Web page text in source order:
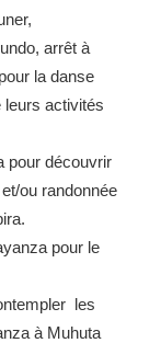
arrêt à
la danse
leurs activités
pour découvrir
ou randonnée
pour le
les
à Muhuta